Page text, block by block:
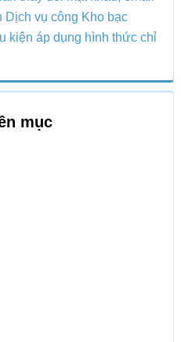
vụ công Kho bạc
kiện áp dụng hình thức chỉ
mục